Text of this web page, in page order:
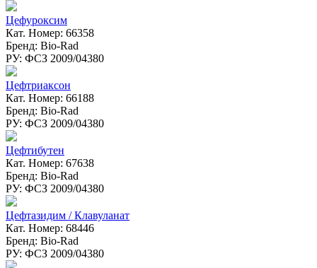
Цефуроксим
Кат. Номер: 66358
Бренд: Bio-Rad
РУ: ФСЗ 2009/04380
Цефтриаксон
Кат. Номер: 66188
Бренд: Bio-Rad
РУ: ФСЗ 2009/04380
Цефтибутен
Кат. Номер: 67638
Бренд: Bio-Rad
РУ: ФСЗ 2009/04380
Цефтазидим / Клавуланат
Кат. Номер: 68446
Бренд: Bio-Rad
РУ: ФСЗ 2009/04380